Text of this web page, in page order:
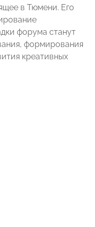
в Тюмени. Его
форума станут
формирования
креативных